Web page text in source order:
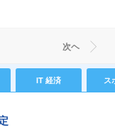
次ヘ
IT 経済 ス